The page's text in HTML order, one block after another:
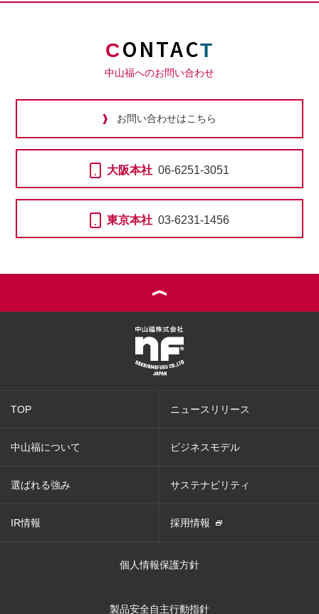
CONTACT
中山福へのお問い合わせ
お問い合わせはこちら
大阪本社 06-6251-3051
東京本社 03-6231-1456
TOP ニュースリリース
中山福について ビジネスモデル
選ばれる強み サステナビリティ
IR情報 採用情報
個人情報保護方針
製品安全自主行動指針